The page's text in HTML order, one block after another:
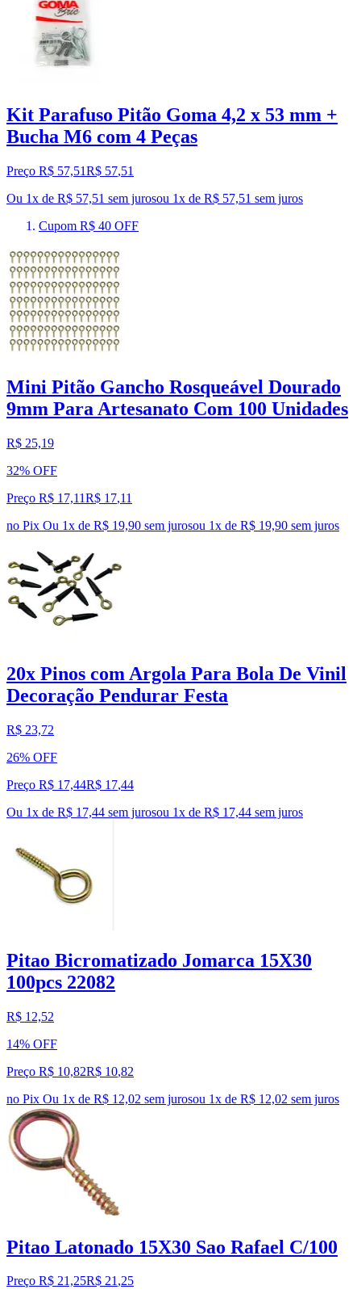
Kit Parafuso Pitão Goma 4,2 x 53 mm +
Bucha M6 com 4 Peças
Preço R$ 57,51R$ 57,51
Ou 1x de R$ 57,51 sem jurosou 1x de R$ 57,51 sem juros
Cupom R$ 40 OFF
Mini Pitão Gancho Rosqueável Dourado
9mm Para Artesanato Com 100 Unidades
R$ 25,19
32% OFF
Preço R$ 17,11R$ 17,11
no Pix Ou 1x de R$ 19,90 sem jurosou 1x de R$ 19,90 sem juros
20x Pinos com Argola Para Bola De Vinil
Decoração Pendurar Festa
R$ 23,72
26% OFF
Preço R$ 17,44R$ 17,44
Ou 1x de R$ 17,44 sem jurosou 1x de R$ 17,44 sem juros
Pitao Bicromatizado Jomarca 15X30
100pcs 22082
R$ 12,52
14% OFF
Preço R$ 10,82R$ 10,82
no Pix Ou 1x de R$ 12,02 sem jurosou 1x de R$ 12,02 sem juros
Pitao Latonado 15X30 Sao Rafael C/100
Preço R$ 21,25R$ 21,25